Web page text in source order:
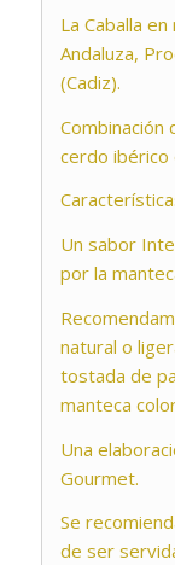
La Caballa
Andaluza,
(Cadiz).
Combinación
cerdo ibérico
Un sabor
por la
natural o
tostada de
manteca
Una
Gourmet.
Se
de ser